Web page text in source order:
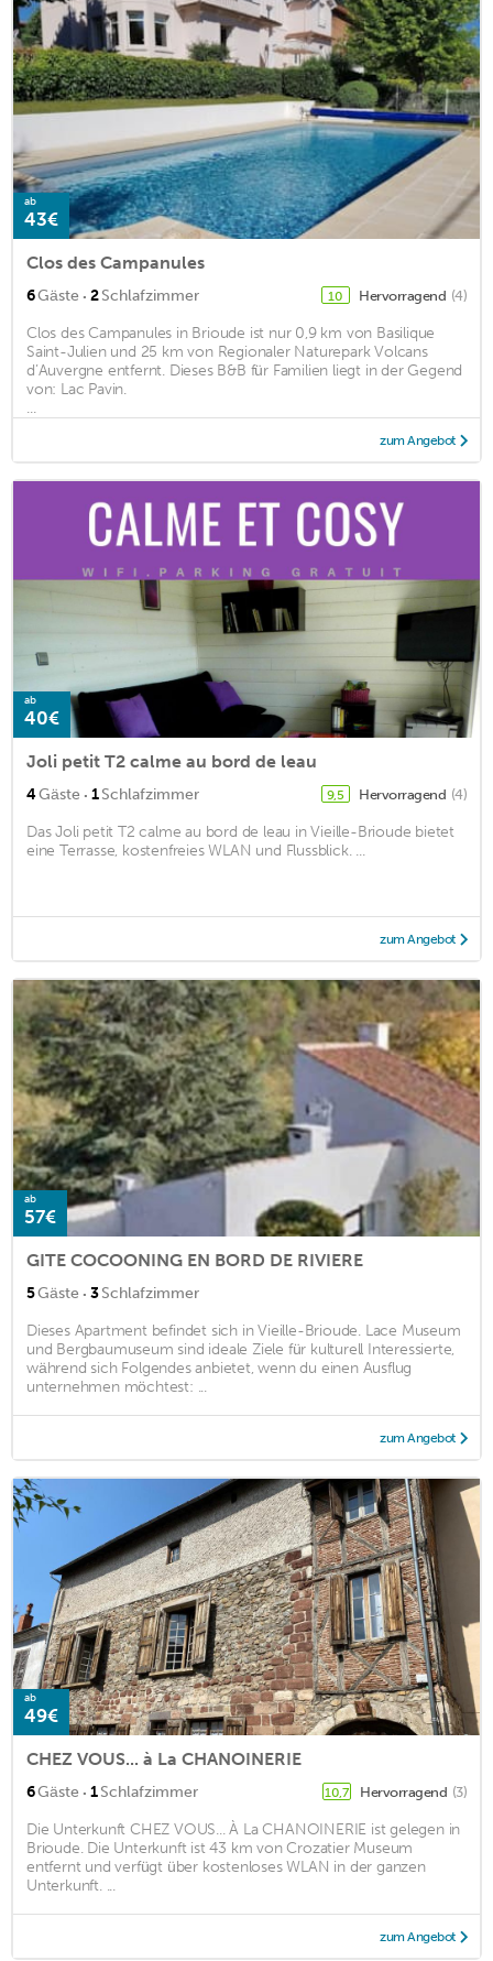
ab
43€
Clos des Campanules
6Gäste · 2Schlafzimmer 10 Hervorragend (4)
Clos des Campanules in Brioude ist nur 0,9 km von Basilique
Saint-Julien und 25 km von Regionaler Naturepark Volcans
d’Auvergne entfernt. Dieses B&B für Familien liegt in der Gegend
von: Lac Pavin.
...
zum Angebot
ab
40€
Joli petit T2 calme au bord de leau
4Gäste · 1Schlafzimmer 9,5 Hervorragend (4)
Das Joli petit T2 calme au bord de leau in Vieille-Brioude bietet
eine Terrasse, kostenfreies WLAN und Flussblick. ...
zum Angebot
ab
57€
GITE COCOONING EN BORD DE RIVIERE
5Gäste · 3Schlafzimmer
Dieses Apartment befindet sich in Vieille-Brioude. Lace Museum
und Bergbaumuseum sind ideale Ziele für kulturell Interessierte,
während sich Folgendes anbietet, wenn du einen Ausflug
unternehmen möchtest: ...
zum Angebot
ab
49€
CHEZ VOUS... à La CHANOINERIE
6Gäste · 1Schlafzimmer 10,7 Hervorragend (3)
Die Unterkunft CHEZ VOUS... À La CHANOINERIE ist gelegen in
Brioude. Die Unterkunft ist 43 km von Crozatier Museum
entfernt und verfügt über kostenloses WLAN in der ganzen
Unterkunft. ...
zum Angebot